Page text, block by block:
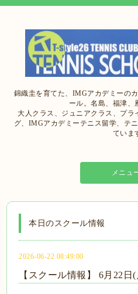
錦織圭を育てた、IMGアカデミーの
ール。名島、福津、
大人クラス、ジュニアクラス、プラ
グ、IMGアカデミーテニス留学、テ
ていま
メニュ
本日のスクール情報
2026-06-22 08:49:00
【スクール情報】 6月22日